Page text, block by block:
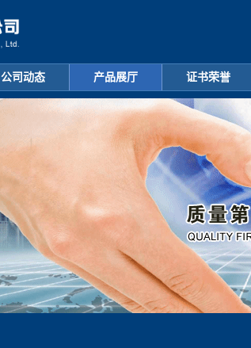
公司动态 产品展厅 证书荣誉